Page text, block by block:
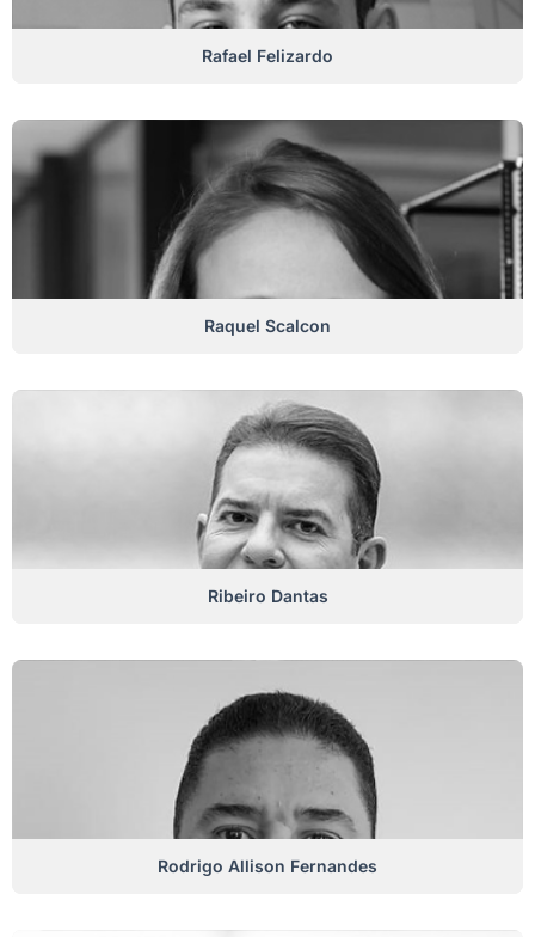
Rafael Felizardo
Raquel Scalcon
Ribeiro Dantas
Rodrigo Allison Fernandes